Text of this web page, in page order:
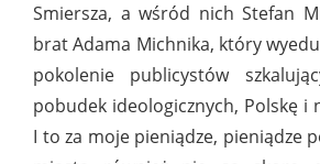
Smiersza, a wśród nich Stefan
brat Adama Michnika, który
pokolenie publicystów
pobudek ideologicznych, Polskę i
I to za moje pieniądze, pieniądze